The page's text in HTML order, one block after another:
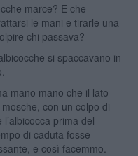
marce? E che
le mani e tirarle una
chi passava?
si spaccavano in
mano mano che il lato
con un colpo di
prima del
di caduta fosse
e così facemmo.